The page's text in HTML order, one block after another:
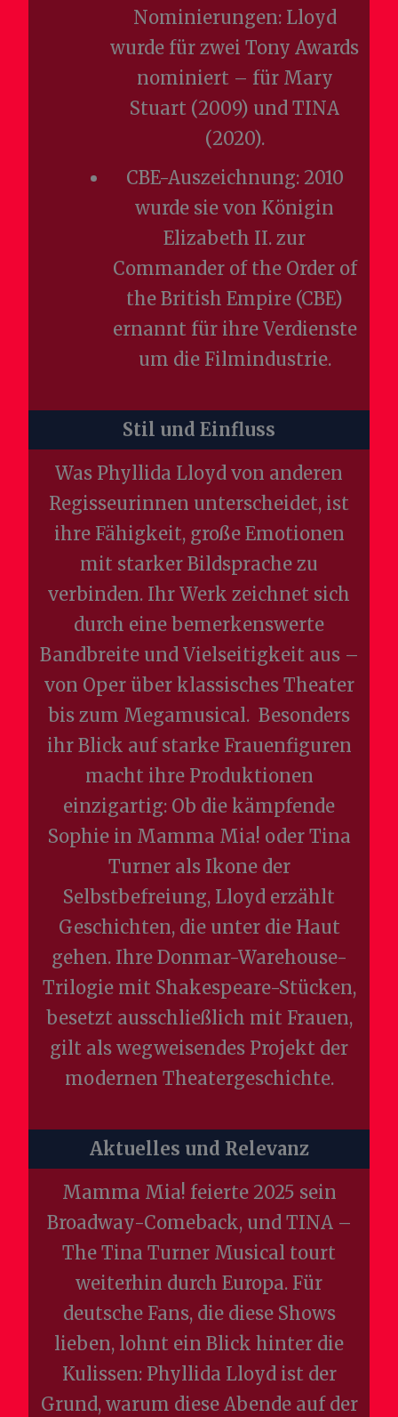
Nominierungen: Lloyd
wurde für zwei Tony Awards
nominiert – für Mary
Stuart (2009) und TINA
(2020).
CBE-Auszeichnung: 2010
wurde sie von Königin
Elizabeth II. zur
Commander of the Order of
the British Empire (CBE)
ernannt für ihre Verdienste
um die Filmindustrie.
Stil und Einfluss
Was Phyllida Lloyd von anderen
Regisseurinnen unterscheidet, ist
ihre Fähigkeit, große Emotionen
mit starker Bildsprache zu
verbinden. Ihr Werk zeichnet sich
durch eine bemerkenswerte
Bandbreite und Vielseitigkeit aus –
von Oper über klassisches Theater
bis zum Megamusical. Besonders
ihr Blick auf starke Frauenfiguren
macht ihre Produktionen
einzigartig: Ob die kämpfende
Sophie in Mamma Mia! oder Tina
Turner als Ikone der
Selbstbefreiung, Lloyd erzählt
Geschichten, die unter die Haut
gehen. Ihre Donmar-Warehouse-
Trilogie mit Shakespeare-Stücken,
besetzt ausschließlich mit Frauen,
gilt als wegweisendes Projekt der
modernen Theatergeschichte.
Aktuelles und Relevanz
Mamma Mia! feierte 2025 sein
Broadway-Comeback, und TINA –
The Tina Turner Musical tourt
weiterhin durch Europa. Für
deutsche Fans, die diese Shows
lieben, lohnt ein Blick hinter die
Kulissen: Phyllida Lloyd ist der
Grund, warum diese Abende auf der